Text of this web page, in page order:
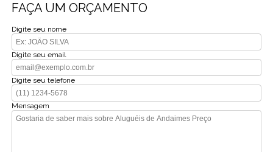
FAÇA UM ORÇAMENTO
Digite seu nome
Digite seu email
Digite seu telefone
Mensagem